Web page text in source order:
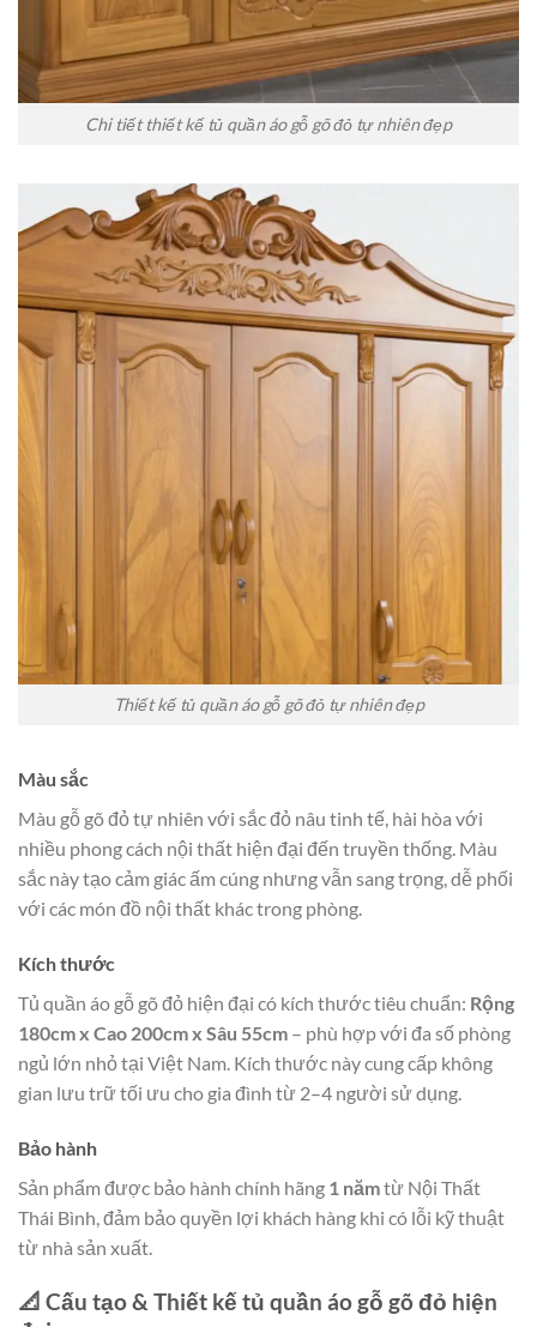
Chi tiết thiết kế tủ quần áo gỗ gõ đỏ tự nhiên đẹp
Thiết kế tủ quần áo gỗ gõ đỏ tự nhiên đẹp
Màu sắc
Màu gỗ gõ đỏ tự nhiên với sắc đỏ nâu tinh tế, hài hòa với
nhiều phong cách nội thất hiện đại đến truyền thống. Màu
sắc này tạo cảm giác ấm cúng nhưng vẫn sang trọng, dễ phối
với các món đồ nội thất khác trong phòng.
Kích thước
Tủ quần áo gỗ gõ đỏ hiện đại có kích thước tiêu chuẩn: Rộng
180cm x Cao 200cm x Sâu 55cm – phù hợp với đa số phòng
ngủ lớn nhỏ tại Việt Nam. Kích thước này cung cấp không
gian lưu trữ tối ưu cho gia đình từ 2–4 người sử dụng.
Bảo hành
Sản phẩm được bảo hành chính hãng 1 nămtừ Nội Thất
Thái Bình, đảm bảo quyền lợi khách hàng khi có lỗi kỹ thuật
từ nhà sản xuất.
📐 Cấu tạo & Thiết kế tủ quần áo gỗ gõ đỏ hiện